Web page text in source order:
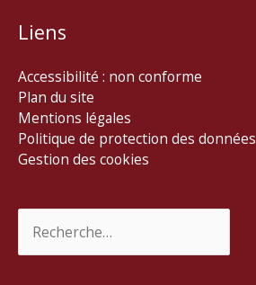
Liens
Accessibilité : non conforme
Plan du site
Mentions légales
Politique de protection des données
Gestion des cookies